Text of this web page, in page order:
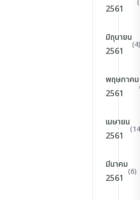
2561
มิถุนายน
2561
(4)
พฤษภาคม
2561
เมษายน
2561
มีนาคม
2561
(6)